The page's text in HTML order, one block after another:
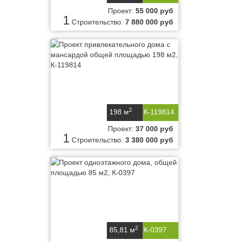
1
Проект: 55 000 руб
Строительство: 7 880 000 руб
К-119814
198 м2
1
Проект: 37 000 руб
Строительство: 3 380 000 руб
К-0397
85,81 м2